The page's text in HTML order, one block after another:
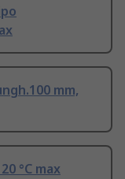
mm,
°C max